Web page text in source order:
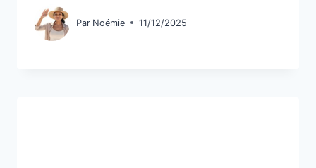
Par Noémie 11/12/2025